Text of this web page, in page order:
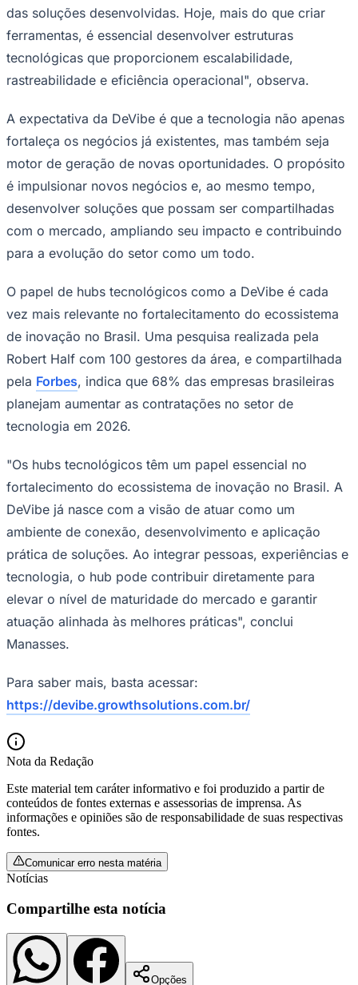
Corinthians
Palmeiras
São Paulo
das soluções desenvolvidas. Hoje, mais do que criar
ferramentas, é essencial desenvolver estruturas
tecnológicas que proporcionem escalabilidade,
rastreabilidade e eficiência operacional", observa.
A expectativa da DeVibe é que a tecnologia não apenas
fortaleça os negócios já existentes, mas também seja
motor de geração de novas oportunidades. O propósito
é impulsionar novos negócios e, ao mesmo tempo,
desenvolver soluções que possam ser compartilhadas
com o mercado, ampliando seu impacto e contribuindo
para a evolução do setor como um todo.
O papel de hubs tecnológicos como a DeVibe é cada
vez mais relevante no fortalecitamento do ecossistema
de inovação no Brasil. Uma pesquisa realizada pela
Robert Half com 100 gestores da área, e compartilhada
pela Forbes, indica que 68% das empresas brasileiras
planejam aumentar as contratações no setor de
tecnologia em 2026.
"Os hubs tecnológicos têm um papel essencial no
fortalecimento do ecossistema de inovação no Brasil. A
DeVibe já nasce com a visão de atuar como um
ambiente de conexão, desenvolvimento e aplicação
prática de soluções. Ao integrar pessoas, experiências e
tecnologia, o hub pode contribuir diretamente para
elevar o nível de maturidade do mercado e garantir
atuação alinhada às melhores práticas", conclui
Manasses.
Para saber mais, basta acessar:
https://devibe.growthsolutions.com.br/
Nota da Redação
Este material tem caráter informativo e foi produzido a partir de
conteúdos de fontes externas e assessorias de imprensa. As
informações e opiniões são de responsabilidade de suas respectivas
fontes.
Comunicar erro nesta matéria
Notícias
Compartilhe esta notícia
Opções